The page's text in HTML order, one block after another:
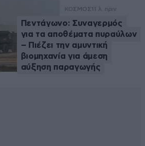
ΚΟΣΜΟΣ 11 λ. πριν
Πεντάγωνο: Συναγερμός
για τα αποθέματα πυραύλων
– Πιέζει την αμυντική
βιομηχανία για άμεση
αύξηση παραγωγής